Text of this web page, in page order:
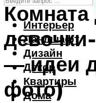
Интерьер
Ландшафт
Дизайн
Декор
Квартиры
Дома
Комната
— идеи
фото)